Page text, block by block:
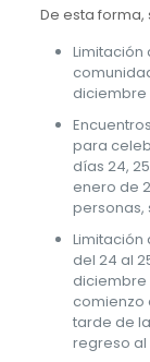
De esta
Limitación
diciembre
para
días 24,
enero de
personas,
Limitación
del 24 al
diciembre
comienzo
tarde de
regreso al